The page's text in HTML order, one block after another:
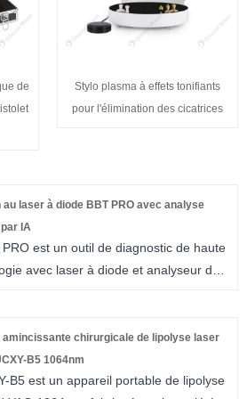
de
Stylo plasma à effets tonifiants
pour l'élimination des cicatrices
au laser à diode BBT PRO avec analyse
IA
PRO est un outil de diagnostic de haute
avec laser à diode et analyseur de
avancée et l’IA pour analyser
la peau, les pigments et les follicules
ainsi des paramètres de
amincissante chirurgicale de lipolyse laser
B5 1064nm
B5 est un appareil portable de lipolyse